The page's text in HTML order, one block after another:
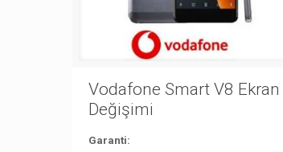
Vodafone Smart V8 Ekran
Değişimi
Garanti: